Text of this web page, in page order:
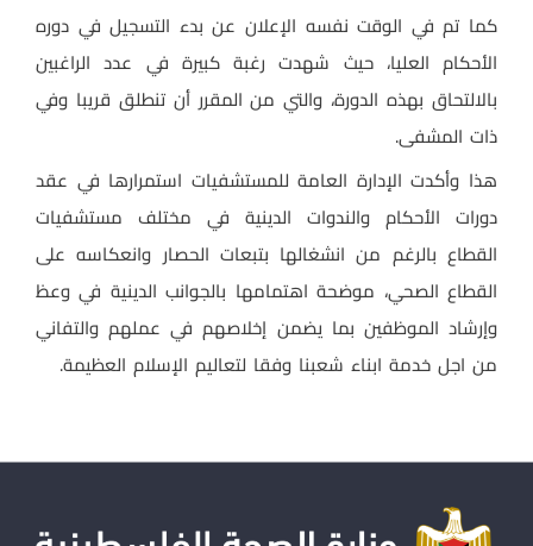
كما تم في الوقت نفسه الإعلان عن بدء التسجيل في دوره
الأحكام العليا، حيث شهدت رغبة كبيرة في عدد الراغبين
بالالتحاق بهذه الدورة، والتي من المقرر أن تنطلق قريبا وفي
ذات المشفى.
هذا وأكدت الإدارة العامة للمستشفيات استمرارها في عقد
دورات الأحكام والندوات الدينية في مختلف مستشفيات
القطاع بالرغم من انشغالها بتبعات الحصار وانعكاسه على
القطاع الصحي، موضحة اهتمامها بالجوانب الدينية في وعظ
وإرشاد الموظفين بما يضمن إخلاصهم في عملهم والتفاني
من اجل خدمة ابناء شعبنا وفقا لتعاليم الإسلام العظيمة.